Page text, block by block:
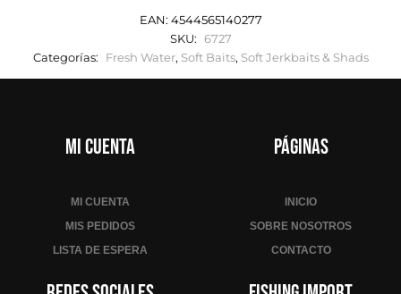
EAN: 4544565140277
SKU: 6727
Categorías:
Fresh Water, Soft Baits, Soft Jerkbaits & Shads
Mi cuenta
MI CUENTA
MIS PEDIDOS
LISTA DE ESPERA
Páginas
INICIO
SOBRE NOSOTROS
CONTACTO